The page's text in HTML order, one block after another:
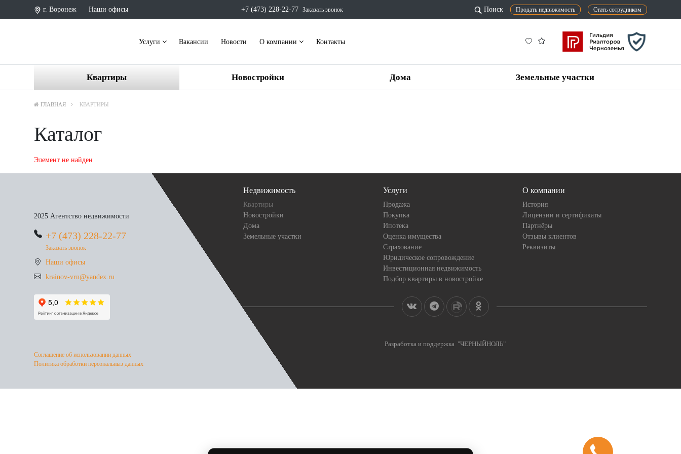
г. Воронеж Наши офисы +7 (473) 228-22-77 Заказать звонок Поиск Продать недвижимость Стать сотрудником
Услуги Вакансии Новости О компании Контакты
Квартиры Новостройки Дома Земельные участки
ГЛАВНАЯ КВАРТИРЫ
Каталог
Элемент не найден
2025 Агентство недвижимости
+7 (473) 228-22-77
Заказать звонок
Наши офисы
krainov-vrn@yandex.ru
Соглашение об использовании данных
Политика обработки персональныз данных
Недвижимость
Квартиры
Новостройки
Дома
Земельные участки
Услуги
Продажа
Покупка
Ипотека
Оценка имущества
Страхование
Юридическое сопровождение
Инвестиционная недвижимость
Подбор квартиры в новостройке
О компании
История
Лицензии и сертификаты
Партнёры
Отзывы клиентов
Реквизиты
Разработка и поддержка "ЧЕРНЫЙНОЛЬ"